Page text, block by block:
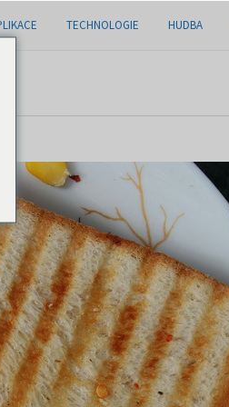
TECHNOLOGIE HUDBA